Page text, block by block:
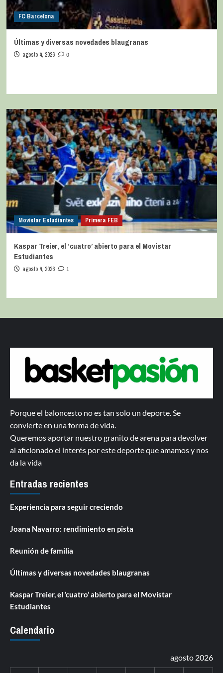
FC Barcelona
Últimas y diversas novedades blaugranas
agosto 4, 2026 0
Movistar Estudiantes Primera FEB
Kaspar Treier, el ‘cuatro’ abierto para el Movistar
Estudiantes
agosto 4, 2026 1
Porque el baloncesto no es tan solo un deporte. Se
convierte en una forma de vida.
Queremos aportar nuestro granito de arena para devolver
al aficionado el interés por este deporte que amamos y nos
da la vida
Entradas recientes
Experiencia para seguir creciendo
Joana Navarro: rendimiento en pista
Reunión de familia
Últimas y diversas novedades blaugranas
Kaspar Treier, el ‘cuatro’ abierto para el Movistar
Estudiantes
Calendario
agosto 2026